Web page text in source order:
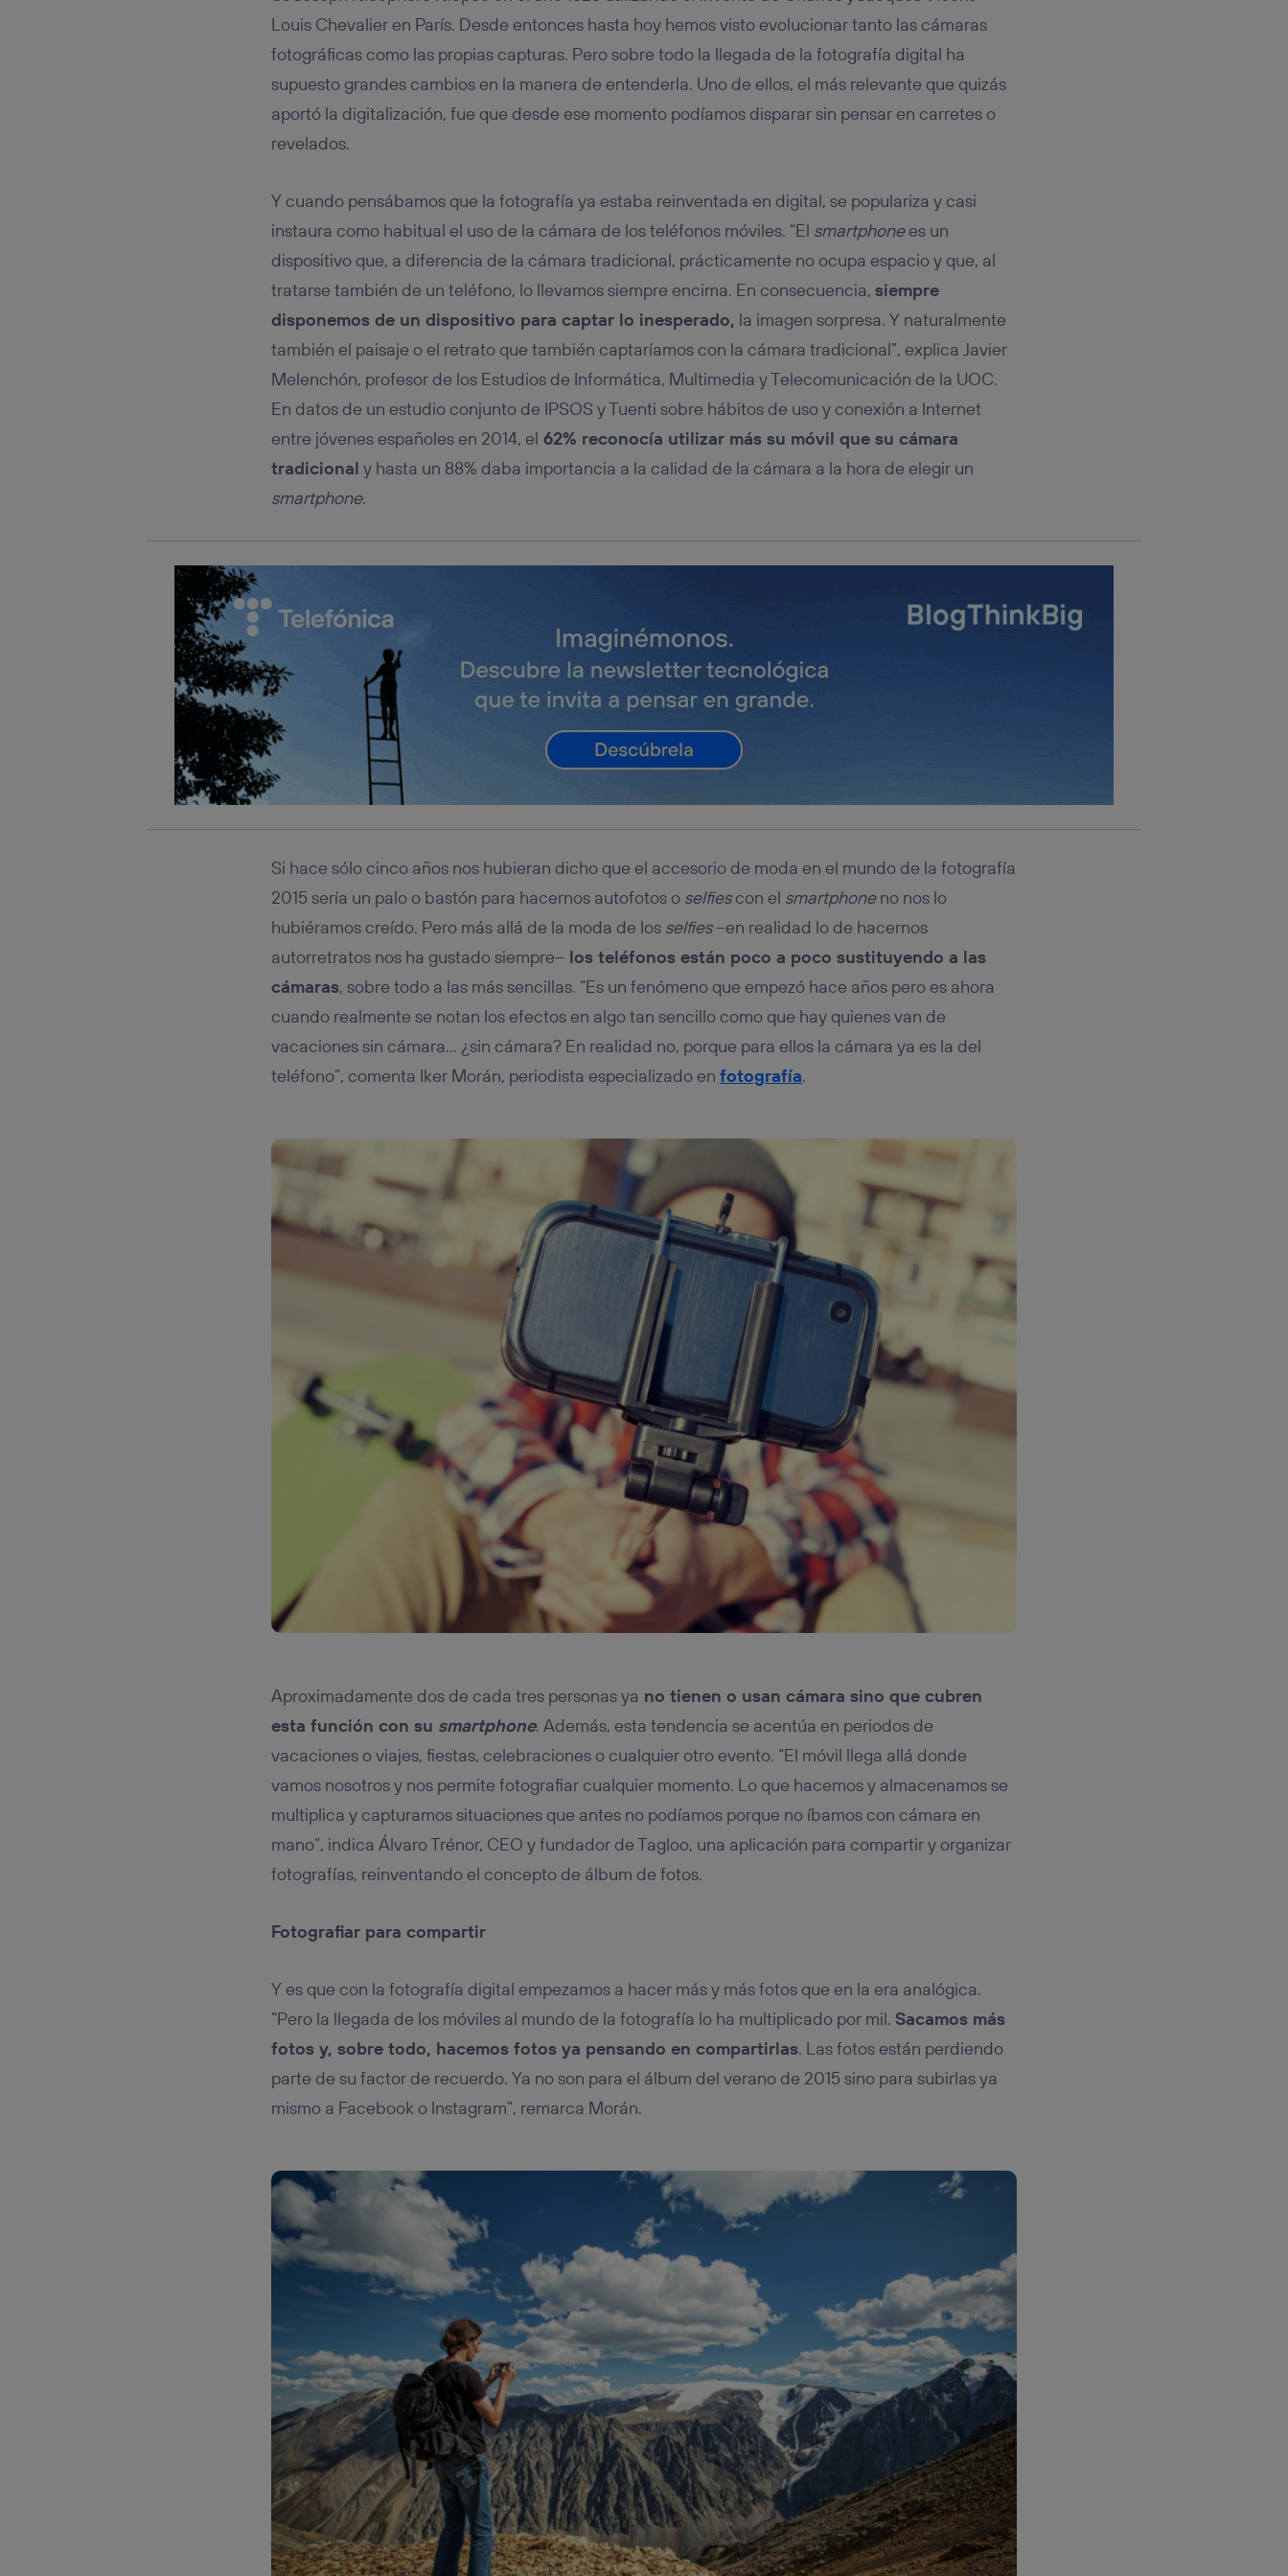
Louis Chevalier en París. Desde entonces hasta hoy hemos visto evolucionar tanto las cámaras
fotográficas como las propias capturas. Pero sobre todo la llegada de la fotografía digital ha
supuesto grandes cambios en la manera de entenderla. Uno de ellos, el más relevante que quizás
aportó la digitalización, fue que desde ese momento podíamos disparar sin pensar en carretes o
revelados.
Y cuando pensábamos que la fotografía ya estaba reinventada en digital, se populariza y casi
instaura como habitual el uso de la cámara de los teléfonos móviles. “El smartphonees un
dispositivo que, a diferencia de la cámara tradicional, prácticamente no ocupa espacio y que, al
tratarse también de un teléfono, lo llevamos siempre encima. En consecuencia, siempre
disponemos de un dispositivo para captar lo inesperado, la imagen sorpresa. Y naturalmente
también el paisaje o el retrato que también captaríamos con la cámara tradicional”, explica Javier
Melenchón, profesor de los Estudios de Informática, Multimedia y Telecomunicación de la UOC.
En datos de un estudio conjunto de IPSOS y Tuenti sobre hábitos de uso y conexión a Internet
entre jóvenes españoles en 2014, el 62% reconocía utilizar más su móvil que su cámara
tradicional y hasta un 88% daba importancia a la calidad de la cámara a la hora de elegir un
smartphone.
Si hace sólo cinco años nos hubieran dicho que el accesorio de moda en el mundo de la fotografía
2015 sería un palo o bastón para hacernos autofotos o selfiescon el smartphoneno nos lo
hubiéramos creído. Pero más allá de la moda de los selfies–en realidad lo de hacernos
autorretratos nos ha gustado siempre– los teléfonos están poco a poco sustituyendo a las
cámaras, sobre todo a las más sencillas. “Es un fenómeno que empezó hace años pero es ahora
cuando realmente se notan los efectos en algo tan sencillo como que hay quienes van de
vacaciones sin cámara… ¿sin cámara? En realidad no, porque para ellos la cámara ya es la del
teléfono”, comenta Iker Morán, periodista especializado en fotografía.
Aproximadamente dos de cada tres personas ya no tienen o usan cámara sino que cubren
esta función con su smartphone. Además, esta tendencia se acentúa en periodos de
vacaciones o viajes, fiestas, celebraciones o cualquier otro evento. “El móvil llega allá donde
vamos nosotros y nos permite fotografiar cualquier momento. Lo que hacemos y almacenamos se
multiplica y capturamos situaciones que antes no podíamos porque no íbamos con cámara en
mano”, indica Álvaro Trénor, CEO y fundador de Tagloo, una aplicación para compartir y organizar
fotografías, reinventando el concepto de álbum de fotos.
Fotografiar para compartir
Y es que con la fotografía digital empezamos a hacer más y más fotos que en la era analógica.
“Pero la llegada de los móviles al mundo de la fotografía lo ha multiplicado por mil. Sacamos más
fotos y, sobre todo, hacemos fotos ya pensando en compartirlas. Las fotos están perdiendo
parte de su factor de recuerdo. Ya no son para el álbum del verano de 2015 sino para subirlas ya
mismo a Facebook o Instagram”, remarca Morán.
conecte su dispositivo y consienta el uso de la tecnología recibirá el mismo identificador.
Si utilizas unaconexión de banda ancha(p. ej., Wi-Fi), el marketing o análisis se
realizará en función de las actividades de navegación de los miembros del hogar que
datos móviles
, el marketing será más personalizado, ya que se basará
inferior de esta página web o visitando el
portal de privacidad de Utiq (“consenthub”)
Para más información, consulta la política de privacidad de Utiq.